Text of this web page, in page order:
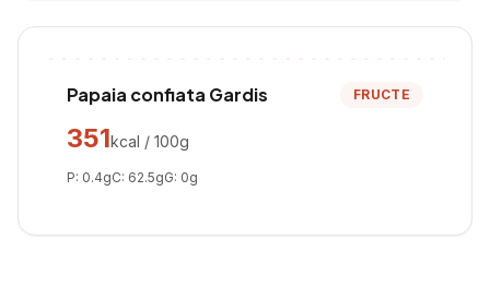
Papaia confiata Gardis FRUCTE
351kcal / 100g
P: 0.4gC: 62.5gG: 0g